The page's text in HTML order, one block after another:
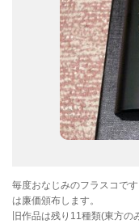
毎度おなじみのフラスコで
は廉価頒布します。
旧作品は残り11種類(東方の